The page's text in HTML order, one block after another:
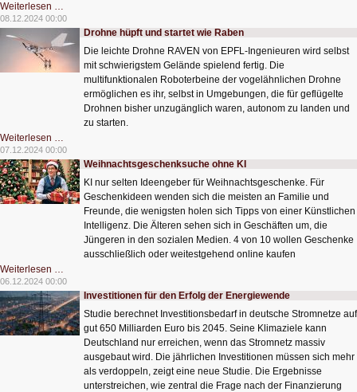
Weiterlesen …
Intelligenz
im
Kampf
gegen
Parkinson
08.12.2024 00:00
Drohne hüpft und startet wie Raben
Die leichte Drohne RAVEN von EPFL-Ingenieuren wird selbst
mit schwierigstem Gelände spielend fertig. Die
multifunktionalen Roboterbeine der vogelähnlichen Drohne
ermöglichen es ihr, selbst in Umgebungen, die für geflügelte
Drohnen bisher unzugänglich waren, autonom zu landen und
zu starten.
Weiterlesen …
hüpft
und
startet
wie
Raben
07.12.2024 00:00
Weihnachtsgeschenksuche ohne KI
KI nur selten Ideengeber für Weihnachtsgeschenke. Für
Geschenkideen wenden sich die meisten an Familie und
Freunde, die wenigsten holen sich Tipps von einer Künstlichen
Intelligenz. Die Älteren sehen sich in Geschäften um, die
Jüngeren in den sozialen Medien. 4 von 10 wollen Geschenke
ausschließlich oder weitestgehend online kaufen
Weiterlesen …
ohne
KI
06.12.2024 00:00
Investitionen für den Erfolg der Energiewende
Studie berechnet Investitionsbedarf in deutsche Stromnetze auf
gut 650 Milliarden Euro bis 2045. Seine Klimaziele kann
Deutschland nur erreichen, wenn das Stromnetz massiv
ausgebaut wird. Die jährlichen Investitionen müssen sich mehr
als verdoppeln, zeigt eine neue Studie. Die Ergebnisse
unterstreichen, wie zentral die Frage nach der Finanzierung